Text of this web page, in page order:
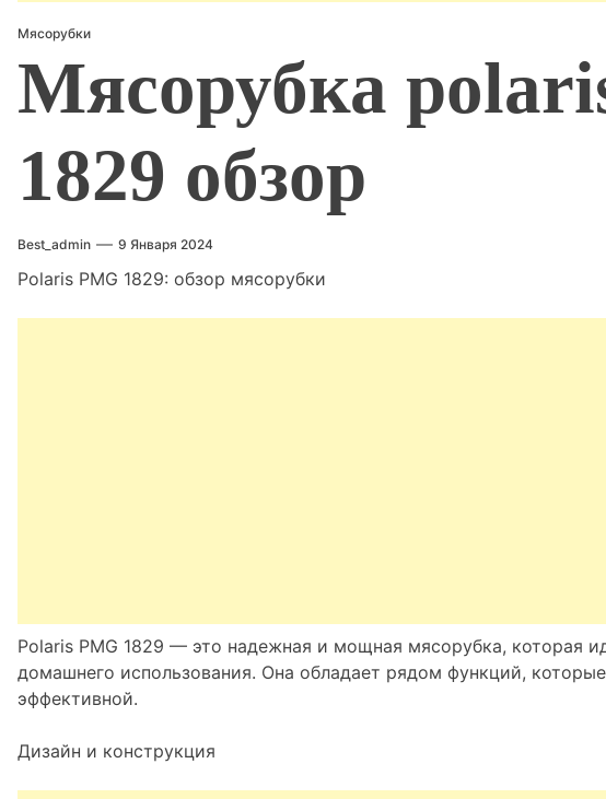
Мясорубки
Мясорубка
1829 обзор
Best_admin 9 Января 2024
Polaris PMG 1829: обзор мясорубки
Polaris PMG 1829 — это надежная и мощная мясорубка, которая
домашнего использования. Она обладает рядом функций,
эффективной.
Дизайн и конструкция